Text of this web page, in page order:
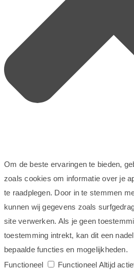
Om de beste ervaringen te bieden,
zoals cookies om informatie over je
te raadplegen. Door in te stemmen
kunnen wij gegevens zoals
site verwerken. Als je geen
toestemming intrekt, kan dit een
bepaalde functies en mogelijkheden.
Functioneel
Functioneel Altijd